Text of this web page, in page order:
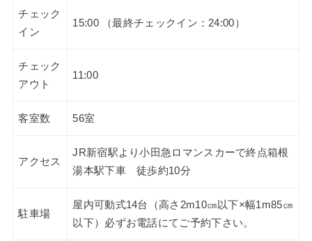
チェック
イン
15:00 （最終チェックイン：24:00）
チェック
アウト
11:00
客室数 56室
アクセス
JR新宿駅より小田急ロマンスカーで終点箱根
湯本駅下車 徒歩約10分
駐車場
屋内可動式14台（高さ2m10㎝以下×幅1m85㎝
以下）必ずお電話にてご予約下さい。